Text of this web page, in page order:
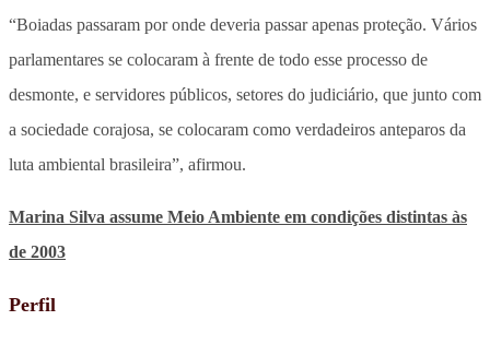
“Boiadas passaram por onde deveria passar apenas proteção. Vários
parlamentares se colocaram à frente de todo esse processo de
desmonte, e servidores públicos, setores do judiciário, que junto com
a sociedade corajosa, se colocaram como verdadeiros anteparos da
luta ambiental brasileira”, afirmou.
Marina Silva assume Meio Ambiente em condições distintas às
de 2003
Perfil